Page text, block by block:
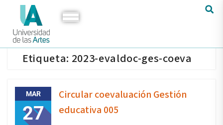
Etiqueta: 2023-evaldoc-ges-coeva
MAR
27
Circular coevaluación Gestión
educativa 005